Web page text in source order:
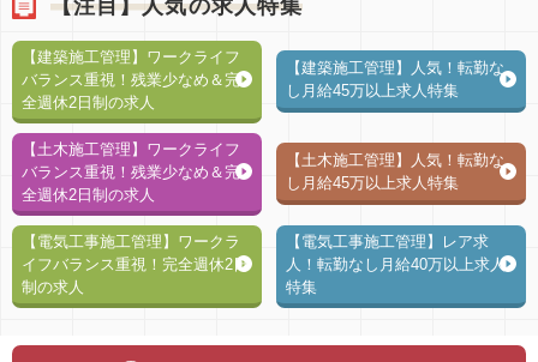
【注目】人気の求人特集
【建築施工管理】ワークライフ
バランス重視！残業少なめ＆完
全週休2日制の求人
【建築施工管理】人気！転勤な
し月給45万以上求人特集
【土木施工管理】ワークライフ
バランス重視！残業少なめ＆完
全週休2日制の求人
【土木施工管理】人気！転勤な
し月給45万以上求人特集
【電気工事施工管理】ワークラ
イフバランス重視！完全週休2日
制の求人
【電気工事施工管理】レア求
人！転勤なし月給40万以上求人
特集